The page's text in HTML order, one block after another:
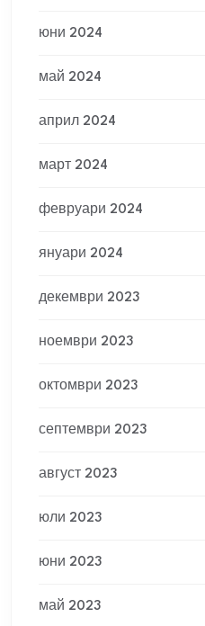
юни 2024
май 2024
април 2024
март 2024
февруари 2024
януари 2024
декември 2023
ноември 2023
октомври 2023
септември 2023
август 2023
юли 2023
юни 2023
май 2023